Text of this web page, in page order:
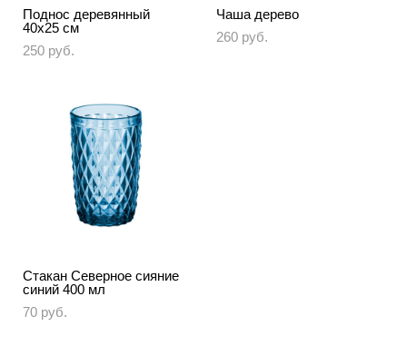
Поднос деревянный
40х25 см
250 pуб.
Чаша дерево
260 pуб.
Стакан Северное сияние
синий 400 мл
70 pуб.